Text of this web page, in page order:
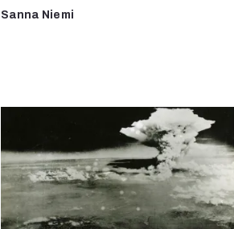
Sanna Niemi